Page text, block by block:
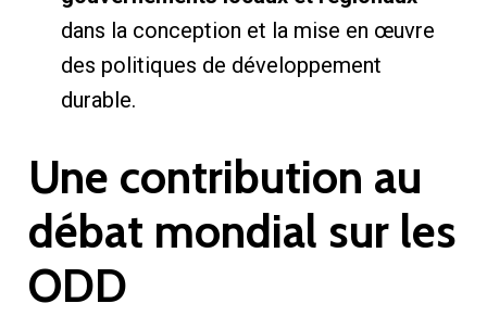
dans la conception et la mise en œuvre
des politiques de développement
durable.
Une contribution au
débat mondial sur les
ODD